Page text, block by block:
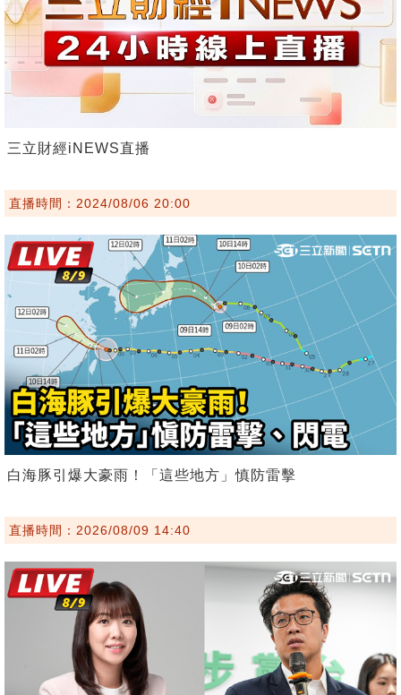
三立財經iNEWS直播
直播時間：2024/08/06 20:00
白海豚引爆大豪雨！「這些地方」慎防雷擊
直播時間：2026/08/09 14:40